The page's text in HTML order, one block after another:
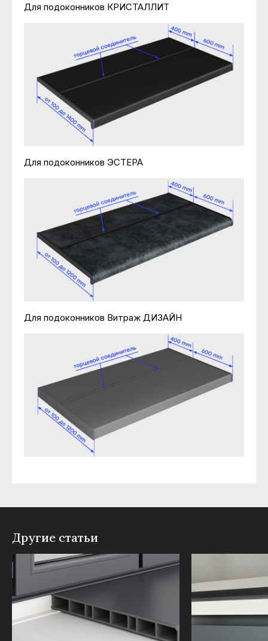
Для подоконников КРИСТАЛЛИТ
Для подоконников ЭСТЕРА
Для подоконников Витраж ДИЗАЙН
Другие статьи